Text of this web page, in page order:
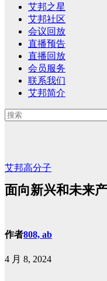
艾邦之星
艾邦社区
会议回放
直播预告
直播回放
会员服务
联系我们
艾邦简介
艾邦高分子
面向新兴和未来
作者808, ab
4 月 8, 2024